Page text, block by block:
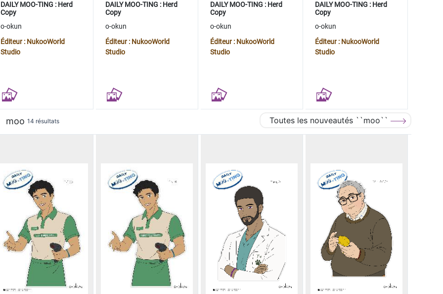
DAILY MOO-TING : Herd
Copy
o-okun
Éditeur : NukooWorld
Studio
DAILY MOO-TING : Herd
Copy
o-okun
Éditeur : NukooWorld
Studio
DAILY MOO-TING : Herd
Copy
o-okun
Éditeur : NukooWorld
Studio
DAILY MOO-TING : Herd
Copy
o-okun
Éditeur : NukooWorld
Studio
moo 14 résultats Toutes les nouveautés ``moo``